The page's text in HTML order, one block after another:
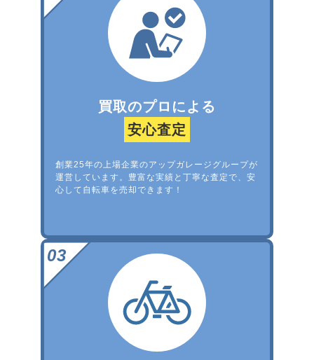
買取のプロによる
安心査定
創業25年の上場企業のアップガレージグループが
運営しています。豊富な実績と丁寧な査定で、安
心して自転車を売却できます！